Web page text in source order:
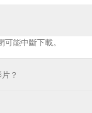
能中斷下載。
？